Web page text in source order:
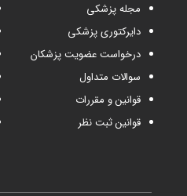
مجله پزشکی
دایرکتوری پزشکی
درخواست عضویت پزشکان
سوالات متداول
قوانین و مقررات
قوانین ثبت نظر